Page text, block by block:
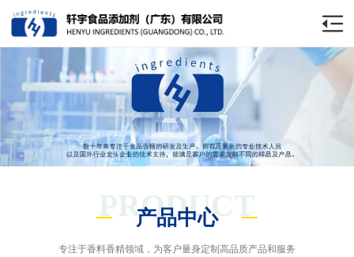
PRODUCT
产品中心
专注于香料香精领域，为客户量身定制高品质产品和服务